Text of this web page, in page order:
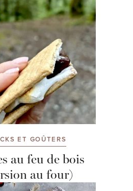
ET GOÛTERS
au feu de bois
au four)